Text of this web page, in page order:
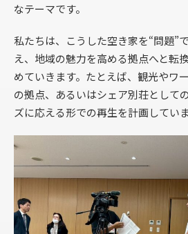
なテーマです。
私たちは、こうした空き家を“問題”
え、地域の魅力を高める拠点へと転
めていきます。たとえば、観光やワ
の拠点、あるいはシェア別荘として
ズに応える形での再生を計画していま